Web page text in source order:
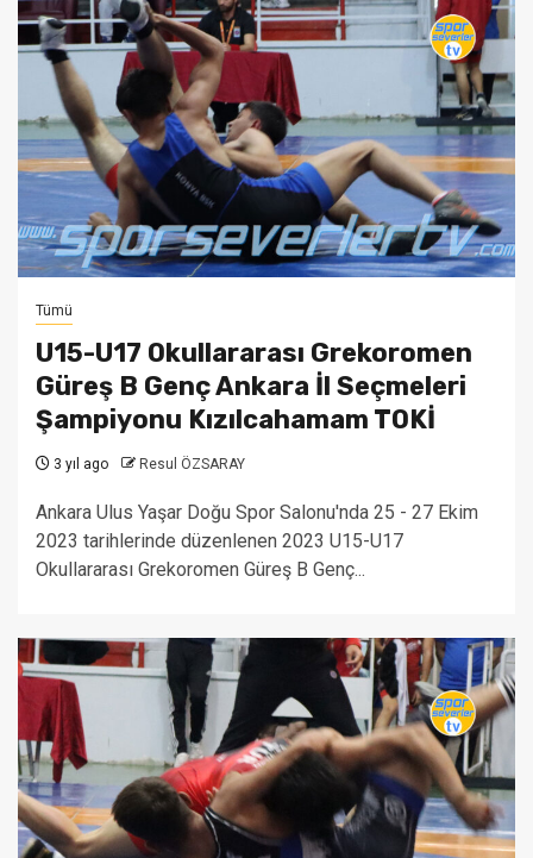
Tümü
U15-U17 Okullararası Grekoromen
Güreş B Genç Ankara İl Seçmeleri
Şampiyonu Kızılcahamam TOKİ
3 yıl ago Resul ÖZSARAY
Ankara Ulus Yaşar Doğu Spor Salonu'nda 25 - 27 Ekim
2023 tarihlerinde düzenlenen 2023 U15-U17
Okullararası Grekoromen Güreş B Genç...